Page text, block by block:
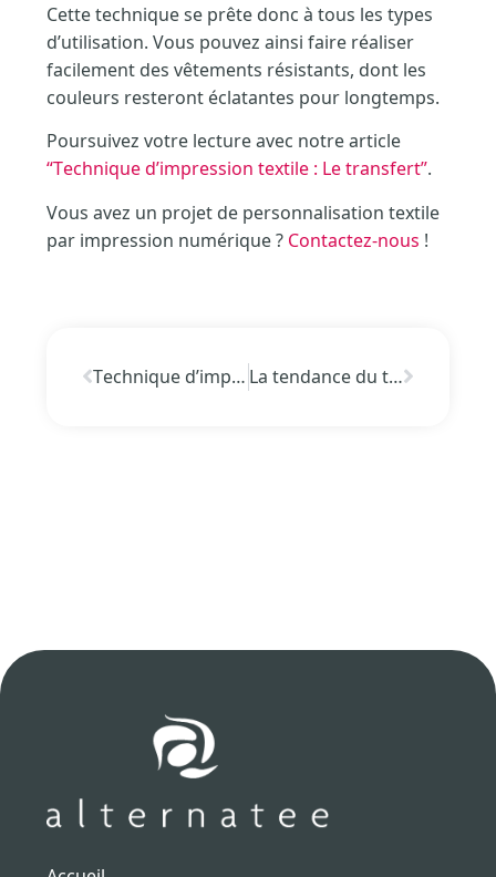
Cette technique se prête donc à tous les types
d’utilisation. Vous pouvez ainsi faire réaliser
facilement des vêtements résistants, dont les
couleurs resteront éclatantes pour longtemps.
Poursuivez votre lecture avec notre article
“Technique d’impression textile : Le transfert”.
Vous avez un projet de personnalisation textile
par impression numérique ? Contactez-nous !
Technique d’impression textile : Le transfert La tendance du tote-bag personnalisé comme outil de communication